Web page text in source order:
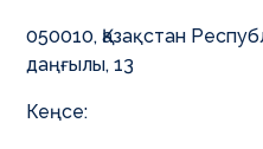
050010, Қазақстан
даңғылы, 13
Кеңсе: